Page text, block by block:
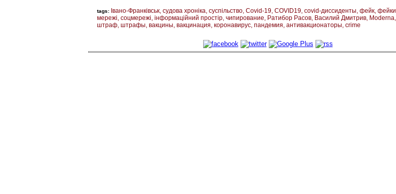
tags: Івано-Франківськ судова хроніка суспільство Covid-19 COVID19 covid-диссиденты фейк фейки
мережі соцмережі інформаційний простір чипирование Ратибор Расов Василий Дмитрив Moderna
штраф штрафы вакцины вакцинация коронавирус пандемия антивакционаторы crime